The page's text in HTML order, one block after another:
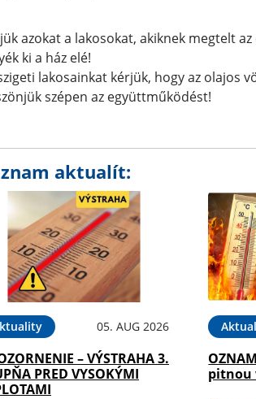
azokat a lakosokat, akiknek megtelt
ki a ház elé!
lakosainkat kérjük, hogy az olajos
szépen az együttműködést!
aktualít:
05. AUG 2026
– VÝSTRAHA 3.
PRED VYSOKÝMI
pitnou